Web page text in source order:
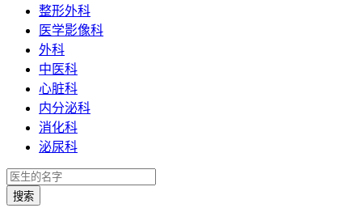
整形外科
医学影像科
外科
中医科
心脏科
内分泌科
消化科
泌尿科